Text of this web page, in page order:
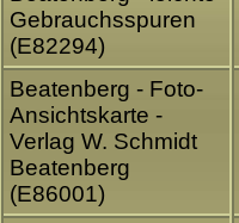
Gebrauchsspuren
(E82294)
Beatenberg - Foto-
Ansichtskarte -
Verlag W. Schmidt
Beatenberg
(E86001)